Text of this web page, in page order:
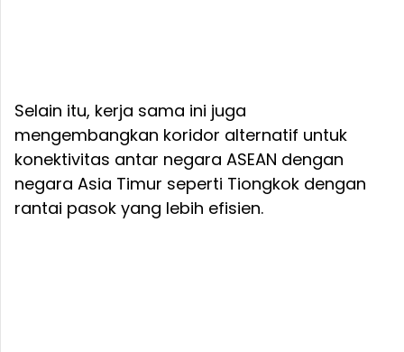
Selain itu, kerja sama ini juga
mengembangkan koridor alternatif untuk
konektivitas antar negara ASEAN dengan
negara Asia Timur seperti Tiongkok dengan
rantai pasok yang lebih efisien.